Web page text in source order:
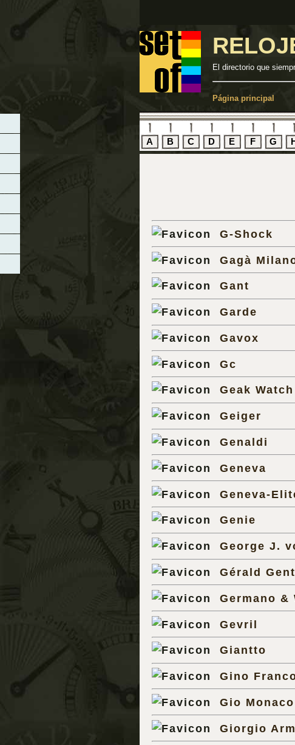
El directorio que
Página principal
A B C D E F G
G-Shock
Gagà
Gant
Garde
Gavox
Gc
Geak Watch
Geiger
Genaldi
Geneva
Geneva-
Genie
George J.
Gérald
Germano &
Gevril
Giantto
Gino
Gio Monaco
Giorgio